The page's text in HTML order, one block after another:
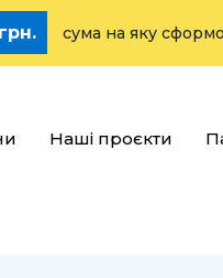
сума на яку сформовано
Наші проєкти